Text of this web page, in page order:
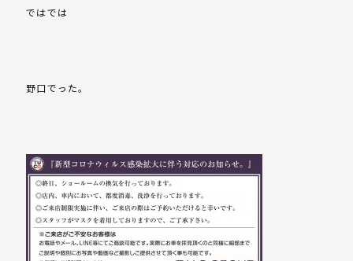
ではでは
野口でった。